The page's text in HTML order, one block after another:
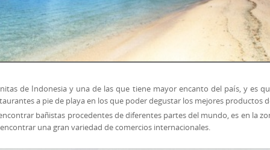
de Indonesia y una de las que tiene mayor encanto del país, y es
a pie de playa en los que poder degustar los mejores productos
bañistas procedentes de diferentes partes del mundo, es en la
una gran variedad de comercios internacionales.